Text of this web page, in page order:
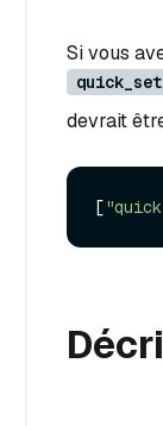
Si vous
devrait
[